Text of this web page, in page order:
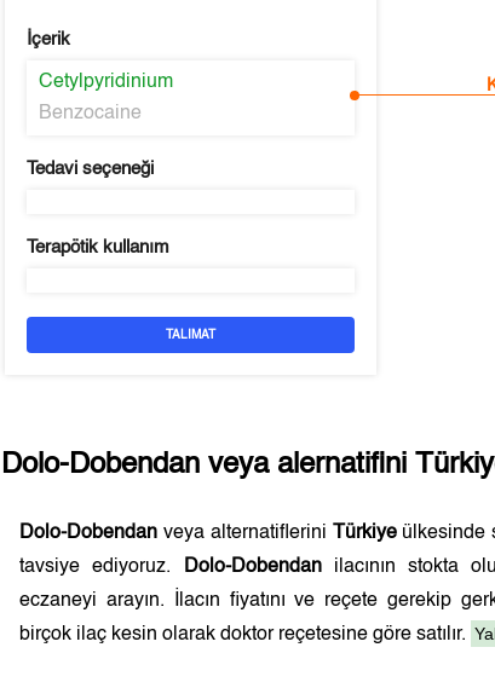
İçerik
Cetylpyridinium
Benzocaine
Tedavi seçeneği
Terapötik kullanım
TALIMAT
Dolo-Dobendan veya alernatifini
Dolo-Dobendan veya alternatiflerini Türkiyeülkesinde
tavsiye ediyoruz.
Dolo-Dobendanilacının stokta
eczaneyi arayın. İlacın fiyatını ve reçete gerekip
birçok ilaç kesin olarak doktor reçetesine göre satılır.